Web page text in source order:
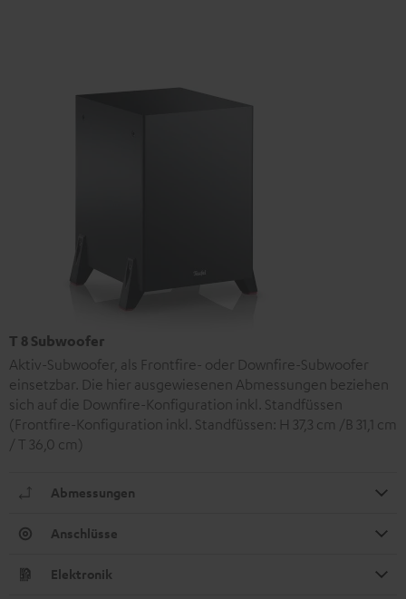
T 8 Subwoofer
Aktiv-Subwoofer, als Frontfire- oder Downfire-Subwoofer
einsetzbar. Die hier ausgewiesenen Abmessungen beziehen
sich auf die Downfire-Konfiguration inkl. Standfüssen
(Frontfire-Konfiguration inkl. Standfüssen: H 37,3 cm /B 31,1 cm
/ T 36,0 cm)
Abmessungen
Anschlüsse
Elektronik